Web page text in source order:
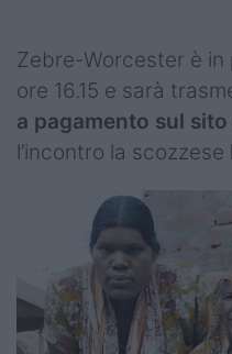
Zebre-Worcester è in
ore 16.15 e sarà
a pagamento sul sito
l’incontro la scozzese